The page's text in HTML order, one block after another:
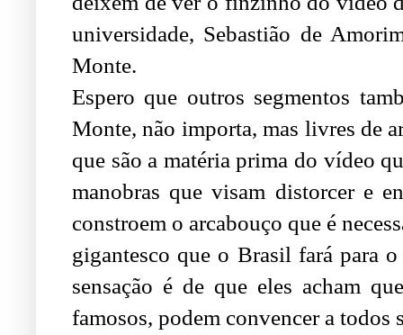
universidade, Sebastião de
Monte.
Espero que outros segmentos
Monte, não importa, mas livres de
que são a matéria prima do vídeo
manobras que visam distorcer e
constroem o arcabouço que é
gigantesco que o Brasil fará para
sensação é de que eles acham
famosos, podem convencer a todos